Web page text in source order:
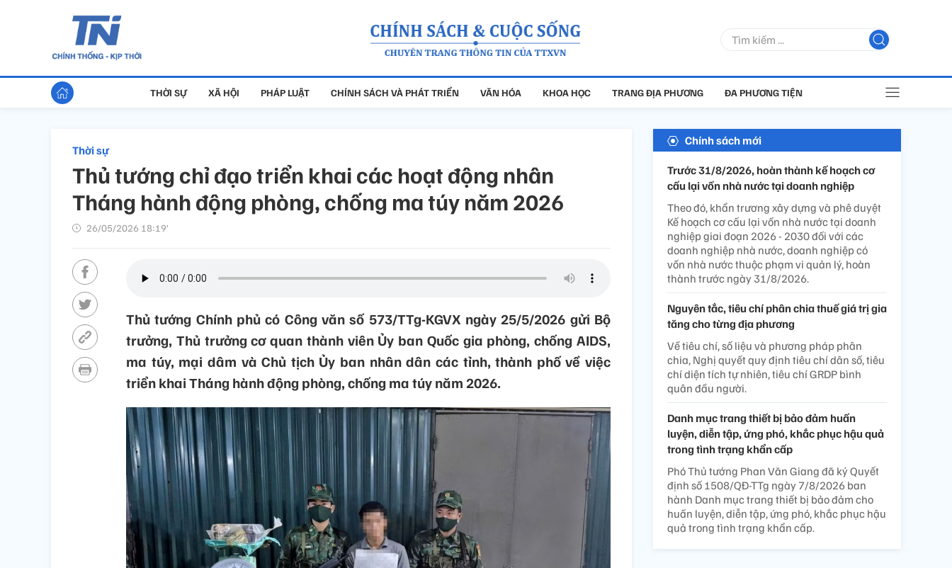
THỜI SỰ XÃ HỘI PHÁP LUẬT CHÍNH SÁCH VÀ PHÁT TRIỂN VĂN HÓA KHOA HỌC TRANG ĐỊA PHƯƠNG ĐA PHƯƠNG TIỆN
Thời sự
Thủ tướng chỉ đạo triển khai các hoạt động nhân
Tháng hành động phòng, chống ma túy năm 2026
26/05/2026 18:19’
Thủ tướng Chính phủ có Công văn số 573/TTg-KGVX ngày 25/5/2026 gửi Bộ
trưởng, Thủ trưởng cơ quan thành viên Ủy ban Quốc gia phòng, chống AIDS,
ma túy, mại dâm và Chủ tịch Ủy ban nhân dân các tỉnh, thành phố về việc
triển khai Tháng hành động phòng, chống ma túy năm 2026.
Chính sách mới
Trước 31/8/2026, hoàn thành kế hoạch cơ
cấu lại vốn nhà nước tại doanh nghiệp
Theo đó, khẩn trương xây dựng và phê duyệt
Kế hoạch cơ cấu lại vốn nhà nước tại doanh
nghiệp giai đoạn 2026 - 2030 đối với các
doanh nghiệp nhà nước, doanh nghiệp có
vốn nhà nước thuộc phạm vi quản lý, hoàn
thành trước ngày 31/8/2026.
Nguyên tắc, tiêu chí phân chia thuế giá trị gia
tăng cho từng địa phương
Về tiêu chí, số liệu và phương pháp phân
chia, Nghị quyết quy định tiêu chí dân số, tiêu
chí diện tích tự nhiên, tiêu chí GRDP bình
quân đầu người.
Danh mục trang thiết bị bảo đảm huấn
luyện, diễn tập, ứng phó, khắc phục hậu quả
trong tình trạng khẩn cấp
Phó Thủ tướng Phan Văn Giang đã ký Quyết
định số 1508/QĐ-TTg ngày 7/8/2026 ban
hành Danh mục trang thiết bị bảo đảm cho
huấn luyện, diễn tập, ứng phó, khắc phục hậu
quả trong tình trạng khẩn cấp.